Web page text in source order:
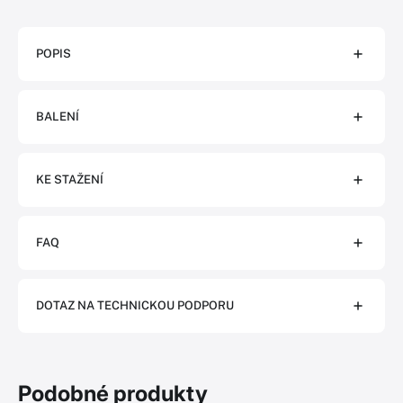
POPIS
BALENÍ
KE STAŽENÍ
FAQ
DOTAZ NA TECHNICKOU PODPORU
Podobné produkty